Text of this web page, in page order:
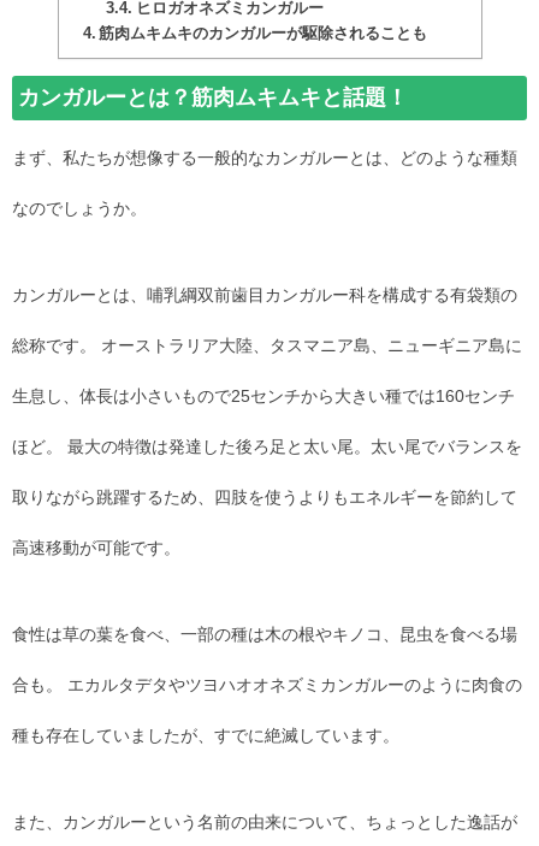
ヒロガオネズミカンガルー
筋肉ムキムキのカンガルーが駆除されることも
カンガルーとは？筋肉ムキムキと話題！
まず、私たちが想像する一般的なカンガルーとは、どのような種類
なのでしょうか。
カンガルーとは、哺乳綱双前歯目カンガルー科を構成する有袋類の
総称です。 オーストラリア大陸、タスマニア島、ニューギニア島に
生息し、体長は小さいもので25センチから大きい種では160センチ
ほど。 最大の特徴は発達した後ろ足と太い尾。太い尾でバランスを
取りながら跳躍するため、四肢を使うよりもエネルギーを節約して
高速移動が可能です。
食性は草の葉を食べ、一部の種は木の根やキノコ、昆虫を食べる場
合も。 エカルタデタやツヨハオオネズミカンガルーのように肉食の
種も存在していましたが、すでに絶滅しています。
また、カンガルーという名前の由来について、ちょっとした逸話が